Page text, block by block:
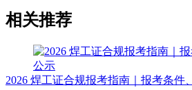
相关推荐
2026 焊工证合规报考指南｜报考条件